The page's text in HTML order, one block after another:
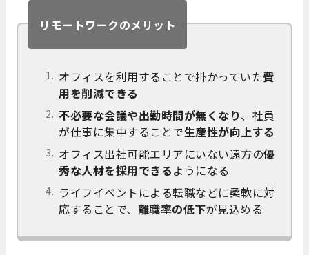
リモートワークのメリット
オフィスを利用することで掛かっていた費
用を削減できる
不必要な会議や出勤時間が無くなり、社員
が仕事に集中することで生産性が向上する
オフィス出社可能エリアにいない遠方の優
秀な人材を採用できるようになる
ライフイベントによる転職などに柔軟に対
応することで、 離職率の低下が見込める